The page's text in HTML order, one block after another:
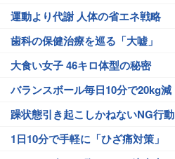
運動より代謝 人体の省エネ戦略
歯科の保健治療を巡る「大嘘」
大食い女子 46キロ体型の秘密
バランスボール毎日10分で20kg減
躁状態引き起こしかねないNG行動
1日10分で手軽に「ひざ痛対策」